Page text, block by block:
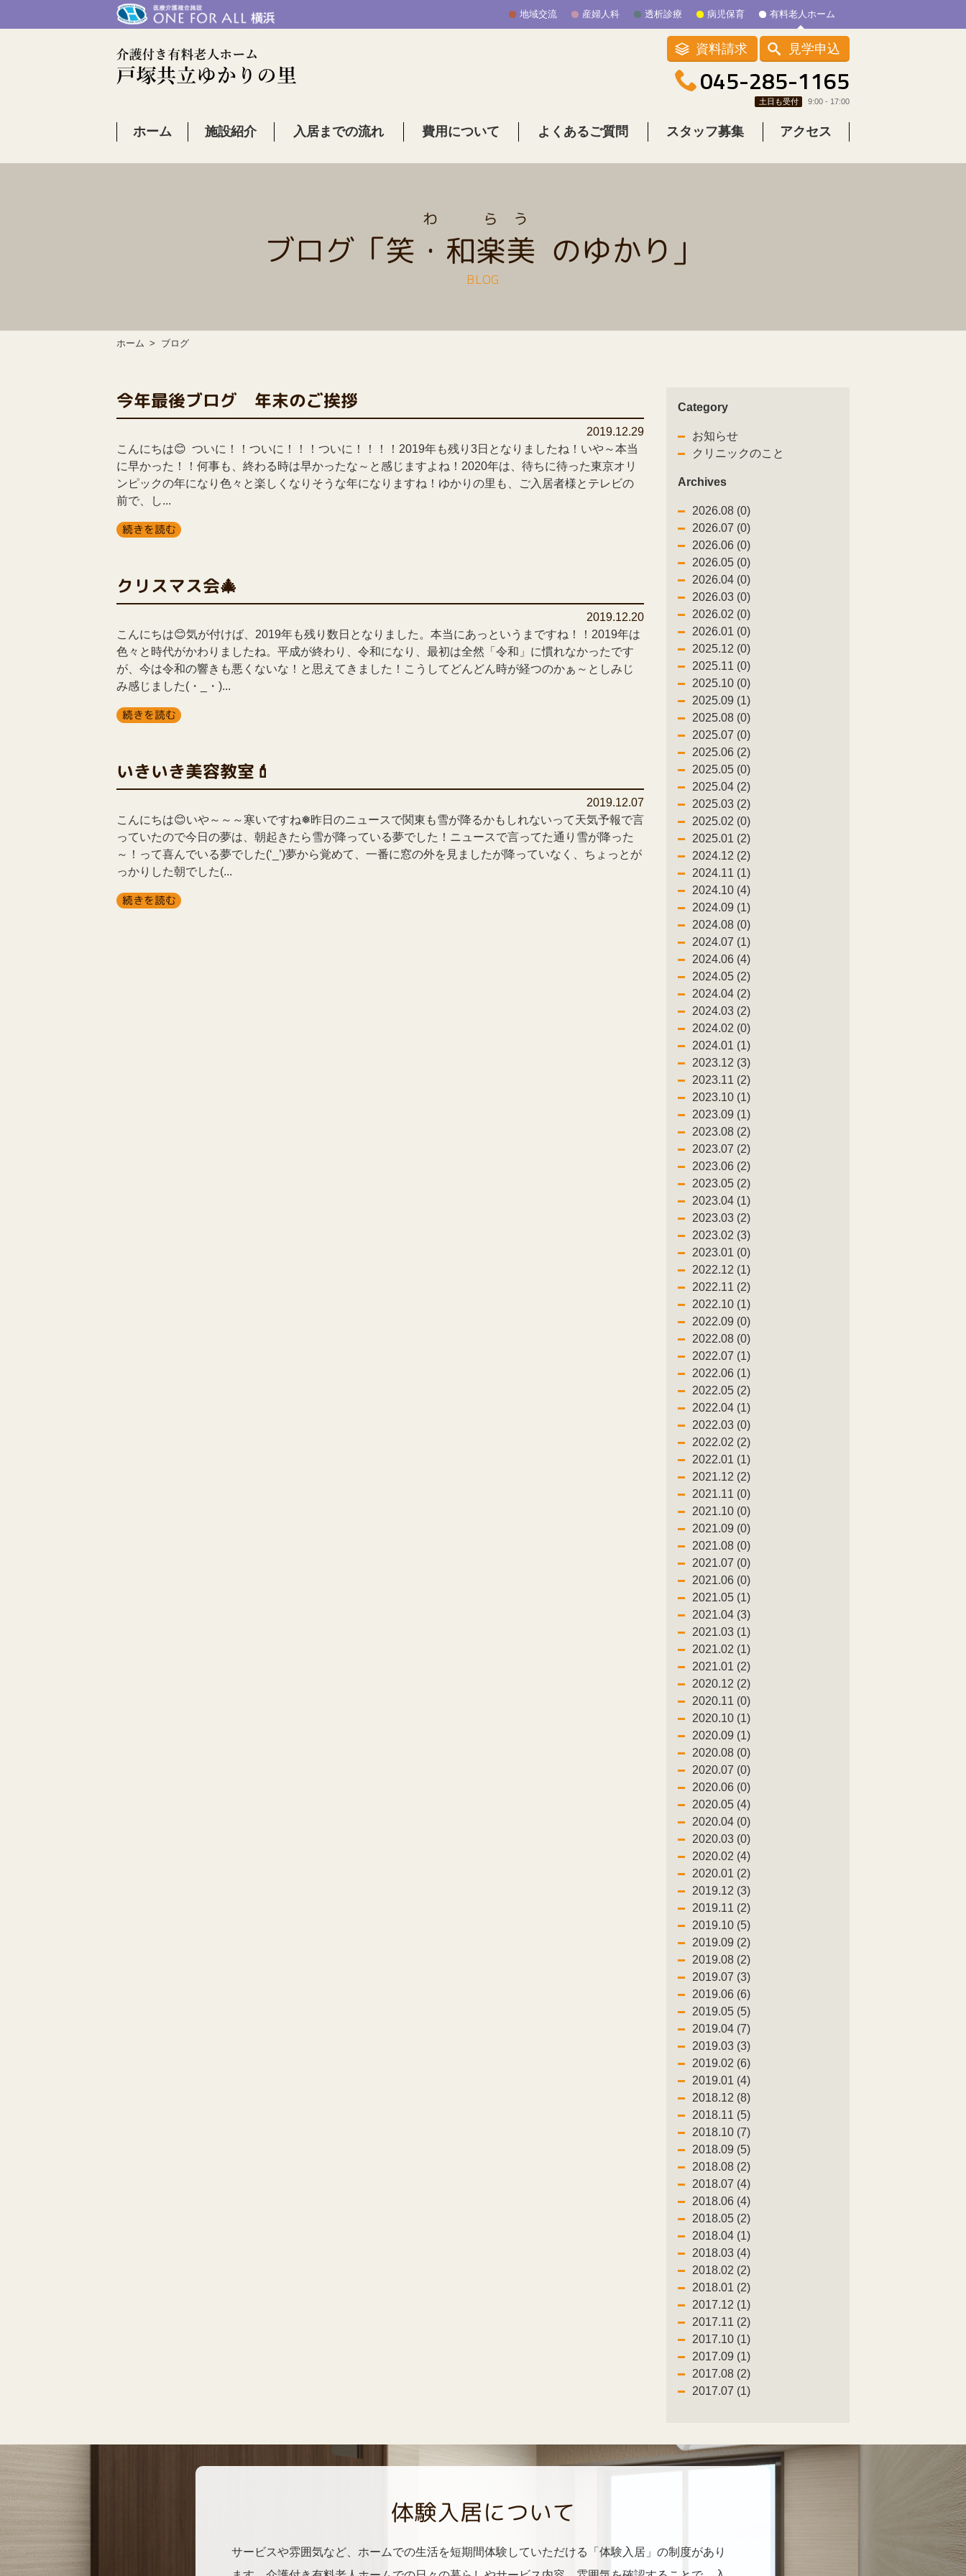
地域交流 産婦人科 透析診療 病児保育 有料老人ホーム
資料請求 見学申込
045-285-1165
土日も受付 9:00 - 17:00
ホーム 施設紹介 入居までの流れ 費用について よくあるご質問 スタッフ募集 アクセス
ブログ「笑・和
わ
楽
ら
美
う
のゆかり」
BLOG
ホーム ブログ
今年最後ブログ 年末のご挨拶
2019.12.29
こんにちは😊 ついに！！ついに！！！ついに！！！！2019年も残り3日となりましたね！いや～本当
に早かった！！何事も、終わる時は早かったな～と感じますよね！2020年は、待ちに待った東京オリ
ンピックの年になり色々と楽しくなりそうな年になりますね！ゆかりの里も、ご入居者様とテレビの
前で、し...
続きを読む
クリスマス会🎄
2019.12.20
こんにちは😊気が付けば、2019年も残り数日となりました。本当にあっというまですね！！2019年は
色々と時代がかわりましたね。平成が終わり、令和になり、最初は全然「令和」に慣れなかったです
が、今は令和の響きも悪くないな！と思えてきました！こうしてどんどん時が経つのかぁ～としみじ
み感じました(・_・)...
続きを読む
いきいき美容教室💄
2019.12.07
こんにちは😊いや～～～寒いですね❅昨日のニュースで関東も雪が降るかもしれないって天気予報で言
っていたので今日の夢は、朝起きたら雪が降っている夢でした！ニュースで言ってた通り雪が降った
～！って喜んでいる夢でした(‘_’)夢から覚めて、一番に窓の外を見ましたが降っていなく、ちょっとが
っかりした朝でした(...
続きを読む
Category
お知らせ
クリニックのこと
Archives
2026.08 (0)
2026.07 (0)
2026.06 (0)
2026.05 (0)
2026.04 (0)
2026.03 (0)
2026.02 (0)
2026.01 (0)
2025.12 (0)
2025.11 (0)
2025.10 (0)
2025.09 (1)
2025.08 (0)
2025.07 (0)
2025.06 (2)
2025.05 (0)
2025.04 (2)
2025.03 (2)
2025.02 (0)
2025.01 (2)
2024.12 (2)
2024.11 (1)
2024.10 (4)
2024.09 (1)
2024.08 (0)
2024.07 (1)
2024.06 (4)
2024.05 (2)
2024.04 (2)
2024.03 (2)
2024.02 (0)
2024.01 (1)
2023.12 (3)
2023.11 (2)
2023.10 (1)
2023.09 (1)
2023.08 (2)
2023.07 (2)
2023.06 (2)
2023.05 (2)
2023.04 (1)
2023.03 (2)
2023.02 (3)
2023.01 (0)
2022.12 (1)
2022.11 (2)
2022.10 (1)
2022.09 (0)
2022.08 (0)
2022.07 (1)
2022.06 (1)
2022.05 (2)
2022.04 (1)
2022.03 (0)
2022.02 (2)
2022.01 (1)
2021.12 (2)
2021.11 (0)
2021.10 (0)
2021.09 (0)
2021.08 (0)
2021.07 (0)
2021.06 (0)
2021.05 (1)
2021.04 (3)
2021.03 (1)
2021.02 (1)
2021.01 (2)
2020.12 (2)
2020.11 (0)
2020.10 (1)
2020.09 (1)
2020.08 (0)
2020.07 (0)
2020.06 (0)
2020.05 (4)
2020.04 (0)
2020.03 (0)
2020.02 (4)
2020.01 (2)
2019.12 (3)
2019.11 (2)
2019.10 (5)
2019.09 (2)
2019.08 (2)
2019.07 (3)
2019.06 (6)
2019.05 (5)
2019.04 (7)
2019.03 (3)
2019.02 (6)
2019.01 (4)
2018.12 (8)
2018.11 (5)
2018.10 (7)
2018.09 (5)
2018.08 (2)
2018.07 (4)
2018.06 (4)
2018.05 (2)
2018.04 (1)
2018.03 (4)
2018.02 (2)
2018.01 (2)
2017.12 (1)
2017.11 (2)
2017.10 (1)
2017.09 (1)
2017.08 (2)
2017.07 (1)
体験入居について
サービスや雰囲気など、ホームでの生活を短期間体験していただける「体験入居」の制度があり